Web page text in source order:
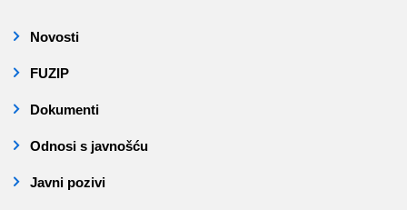
Novosti
FUZIP
Dokumenti
Odnosi s javnošću
Javni pozivi